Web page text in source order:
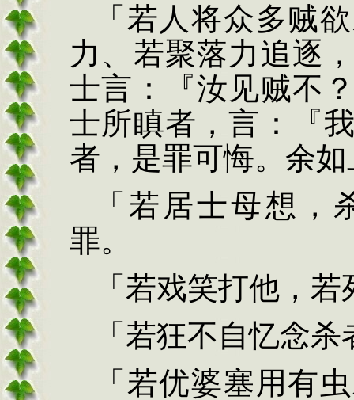
「若人将众多贼
力、若聚落力追逐
士言：『汝见贼不
士所瞋者，言：『
者，是罪可悔。余
「若居士母想，
罪。
「若戏笑打他，若
「若狂不自忆念
「若优婆塞用有